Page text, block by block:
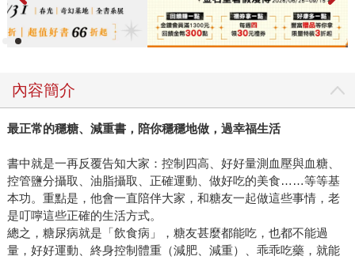
內容簡介
最正常的穩糖、減重書，陪你穩穩地做，過幸福生活
書中就是一再反覆告知大家：控制四高、好好量測血壓與血糖、
控管鹽分攝取、油脂攝取、正確運動、做好吃的美食……等等基
本功。重點是，他會一直陪伴大家，和糖友一起做這些事情，老
是叮嚀這些正確的生活方式。
總之，糖尿病就是「飲食病」，糖友甚麼都能吃，也都不能過
量，好好運動、終身控制體重（減肥、減重）、乖乖吃藥，就能